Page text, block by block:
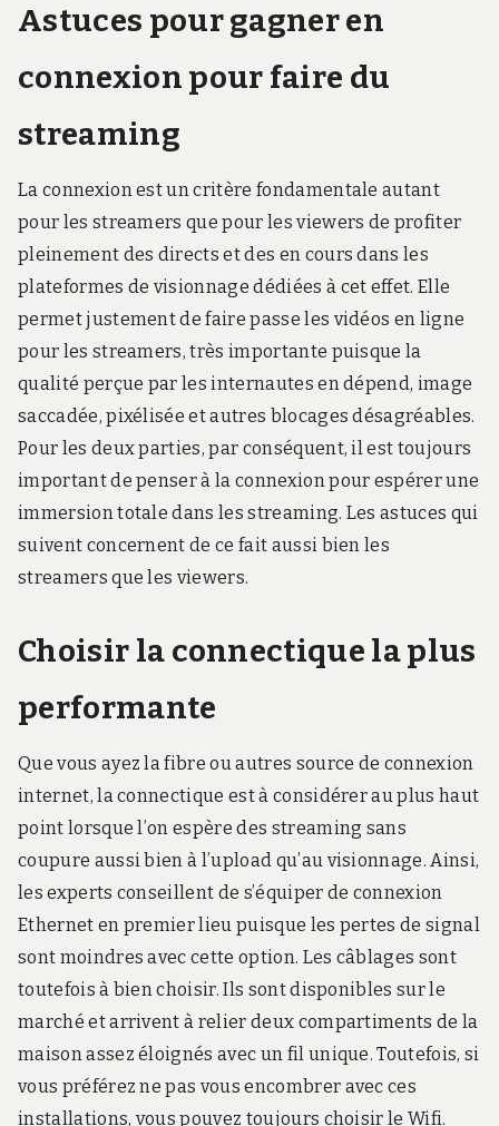
Astuces pour gagner en
connexion pour faire du
streaming
La connexion est un critère fondamentale autant
pour les streamers que pour les viewers de profiter
pleinement des directs et des en cours dans les
plateformes de visionnage dédiées à cet effet. Elle
permet justement de faire passe les vidéos en ligne
pour les streamers, très importante puisque la
qualité perçue par les internautes en dépend, image
saccadée, pixélisée et autres blocages désagréables.
Pour les deux parties, par conséquent, il est toujours
important de penser à la connexion pour espérer une
immersion totale dans les streaming. Les astuces qui
suivent concernent de ce fait aussi bien les
streamers que les viewers.
Choisir la connectique la plus
performante
Que vous ayez la fibre ou autres source de connexion
internet, la connectique est à considérer au plus haut
point lorsque l’on espère des streaming sans
coupure aussi bien à l’upload qu’au visionnage. Ainsi,
les experts conseillent de s’équiper de connexion
Ethernet en premier lieu puisque les pertes de signal
sont moindres avec cette option. Les câblages sont
toutefois à bien choisir. Ils sont disponibles sur le
marché et arrivent à relier deux compartiments de la
maison assez éloignés avec un fil unique. Toutefois, si
vous préférez ne pas vous encombrer avec ces
installations, vous pouvez toujours choisir le Wifi.